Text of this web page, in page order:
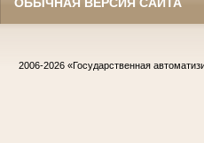
2006-2026 «Государственная